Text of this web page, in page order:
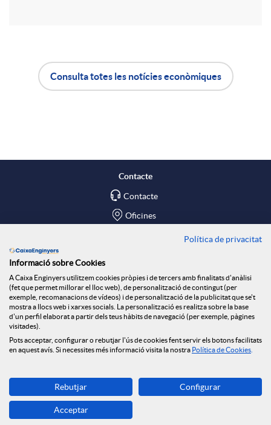
r
x
e
s
S
o
c
a
c
o
n
n
o
i
Consulta totes les notícies econòmiques
Contacte
Contacte
Oficines
Social Room
Seguretat Online
Descarrega-la ara
Banca MOBILE
© Caixa Enginyers 2026
Política de privacitat
Informació sobre Cookies
A Caixa Enginyers utilitzem cookies pròpies i de tercers amb finalitats d'anàlisi
(fet que permet millorar el lloc web), de personalització de contingut (per
exemple, recomanacions de vídeos) i de personalització de la publicitat que se't
mostra a llocs web i xarxes socials. La personalització es realitza sobre la base
d'un perfil elaborat a partir dels teus hàbits de navegació (per exemple, pàgines
visitades).
Pots acceptar, configurar o rebutjar l'ús de cookies fent servir els botons facilitats
en aquest avís. Si necessites més informació visita la nostra Política de Cookies
Rebutjar Configurar
Acceptar